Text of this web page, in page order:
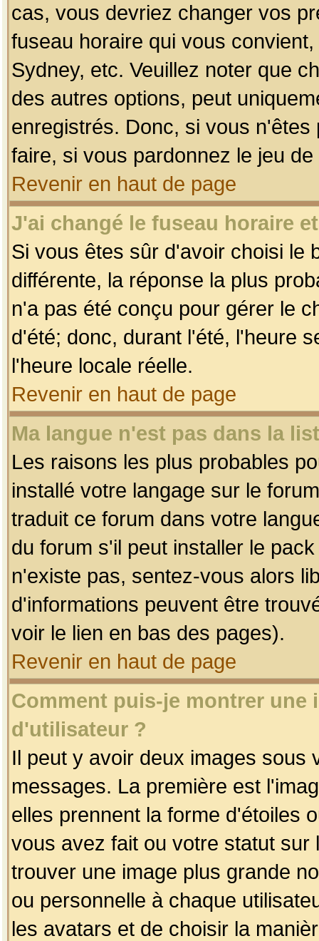
cas, vous devriez changer vos
fuseau horaire qui vous
Sydney, etc. Veuillez noter que
des autres options, peut
enregistrés. Donc, si vous
faire, si vous pardonnez le jeu
Revenir en haut de page
J'ai changé le fuseau horaire
Si vous êtes sûr d'avoir choisi le
différente, la réponse la plus
n'a pas été conçu pour gérer le
d'été; donc, durant l'été, l'heure
l'heure locale réelle.
Revenir en haut de page
Ma langue n'est pas dans la
Les raisons les plus probables
installé votre langage sur le
traduit ce forum dans votre
du forum s'il peut installer le
n'existe pas, sentez-vous alors
d'informations peuvent être
voir le lien en bas des pages).
Revenir en haut de page
Comment puis-je montrer une
d'utilisateur ?
Il peut y avoir deux images sous
messages. La première est
elles prennent la forme d'étoiles
vous avez fait ou votre statut
trouver une image plus grande
ou personnelle à chaque
les avatars et de choisir la